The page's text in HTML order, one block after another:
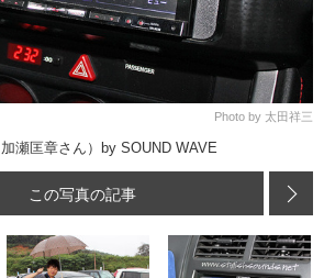
Photo by 太田祥三
瀬匡章さん）by SOUND WAVE
この写真の記事